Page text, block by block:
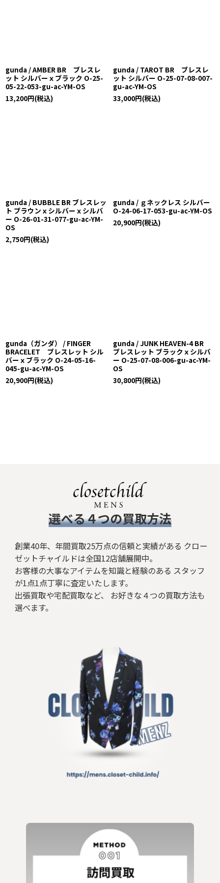
gunda / AMBER BR ブレスレ
ット シルバーｘブラック O-25-
05-22-053-gu-ac-YM-OS
13,200円(税込)
gunda / TAROT BR ブレスレ
ット シルバー O-25-07-08-007-
gu-ac-YM-OS
33,000円(税込)
gunda / BUBBLE BR ブレスレッ
ト ブラウンｘシルバーｘシルバ
ー O-26-01-31-077-gu-ac-YM-
OS
2,750円(税込)
gunda / ｇネックレス シルバー
O-24-06-17-053-gu-ac-YM-OS
20,900円(税込)
gunda（ガンダ） / FINGER
BRACELET ブレスレット シル
バーｘブラック O-24-05-16-
045-gu-ac-YM-OS
20,900円(税込)
gunda / JUNK HEAVEN-4 BR
ブレスレット ブラックｘシルバ
ー O-25-07-08-006-gu-ac-YM-
OS
30,800円(税込)
​選べる４つの買取方法
創業40年、年間買取25万点の信頼と実績がある クロー
ゼットチャイルドは全国12店舗展開中。
お客様の大事なアイテムを知識と経験のある スタッフ
が1点1点丁寧に査定いたします。
出張買取や宅配買取など、 お好きな４つの買取方法も
選べます。